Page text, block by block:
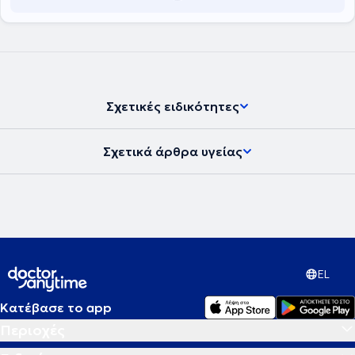
Σχετικές ειδικότητες
Σχετικά άρθρα υγείας
EL
Κατέβασε το app